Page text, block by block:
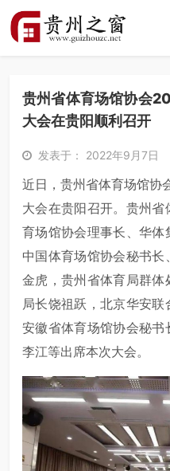
贵州省体育场馆协会
大会在贵阳顺利召开
发表于： 2022年9月7日
近日，贵州省体育场馆协
大会在贵阳召开。贵州
育场馆协会理事长、华体
中国体育场馆协会秘书
金虎，贵州省体育局群
局长饶祖跃，北京华安联
安徽省体育场馆协会秘
李江等出席本次大会。